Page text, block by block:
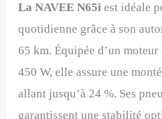
La NAVEE N65i est idéale
quotidienne grâce à son
65 km. Équipée d’un
450 W, elle assure une
allant jusqu’à 24 %. Ses
garantissent une stabilité